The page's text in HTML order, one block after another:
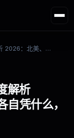
全球 VPS 市场区域格局深度解析 2026：北美、欧洲、亚洲各自凭什么，你该选哪里
解析
凭什么，